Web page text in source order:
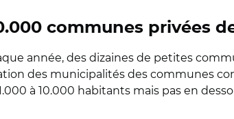
communes privées
année, des dizaines de petites
des municipalités des communes
à 10.000 habitants mais pas en